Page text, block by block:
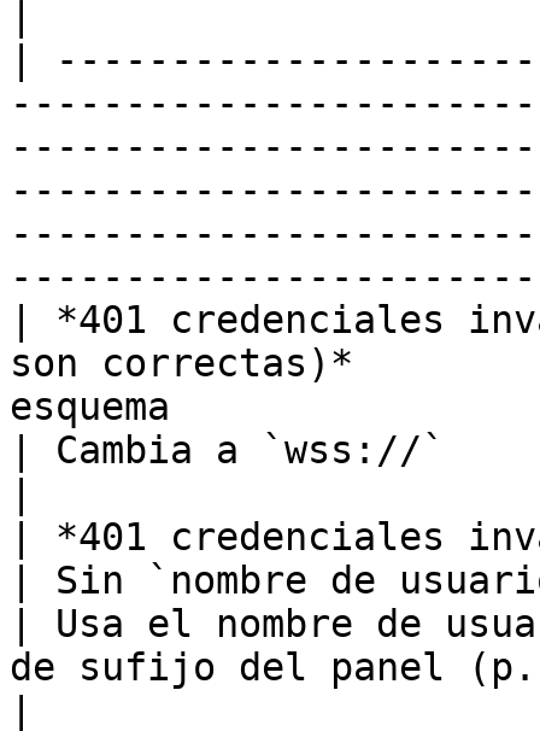
|
| *401 credenciales
son correctas)*
esquema
| Cambia a `wss://`
| *401 credenciales
| Sin `nombre de
| Usa el nombre de
de sufijo del panel